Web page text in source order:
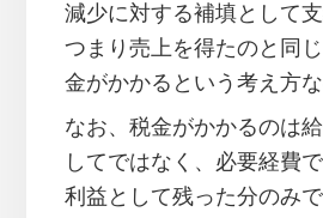
減少に対する補填として支
つまり売上を得たのと同
金がかかるという考え方な
なお、税金がかかるのは
してではなく、必要経費
利益として残った分のみで